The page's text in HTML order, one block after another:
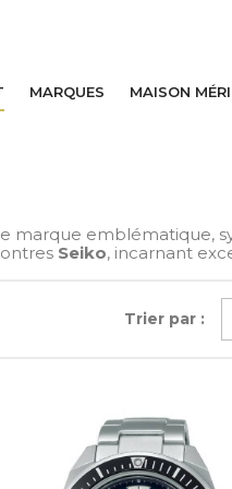
MARQUES MAISON
marque emblématique,
Seiko, incarnant
Trier par :